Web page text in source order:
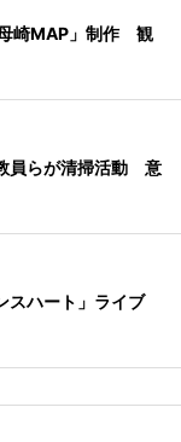
崎MAP」制作 観
員らが清掃活動 意
スハート」ライブ